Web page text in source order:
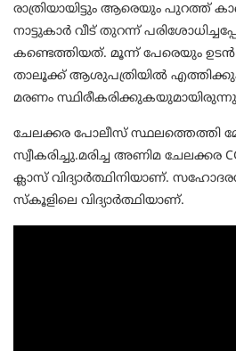
രാത്രിയായിട്ടും ആരെയും പുറത്ത്
നാട്ടുകാർ വീട് തുറന്ന്
കണ്ടെത്തിയത്. മൂന്ന് പേരെയും
താലൂക്ക് ആശുപത്രിയിൽ
മരണം
ചേലക്കര പോലീസ് സ്ഥലത്തെത്തി
സ്വീകരിച്ചു.മരിച്ച അണിമ ചേലക്കര
ക്ലാസ് വിദ്യാർത്ഥിനിയാണ്.
സ്കൂളിലെ വിദ്യാർത്ഥിയാണ്.